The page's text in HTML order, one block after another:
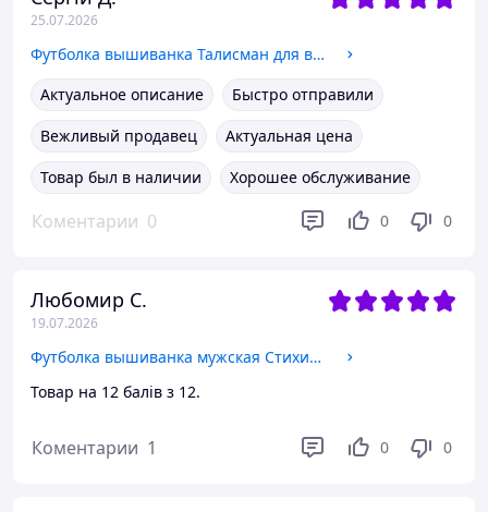
25.07.2026
Футболка вышиванка Талисман для воздушных сил хаки, футболка вышивка, футболка вышиванка,футболка с вышиванкой XXXL
Актуальное описание
Быстро отправили
Вежливый продавец
Актуальная цена
Товар был в наличии
Хорошее обслуживание
Коментарии 0 0 0
Любомир С.
19.07.2026
Футболка вышиванка мужская Стихия Голубая, футболка с вышивкой мужская голубая, футболка вышиванка трикотажная L
Товар на 12 балів з 12.
Коментарии 1 0 0